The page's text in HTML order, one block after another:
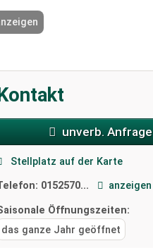
Kontakt
unverb.
Stellplatz auf der Karte
0152570... anzeigen
Öffnungszeiten:
das ganze Jahr geöffnet